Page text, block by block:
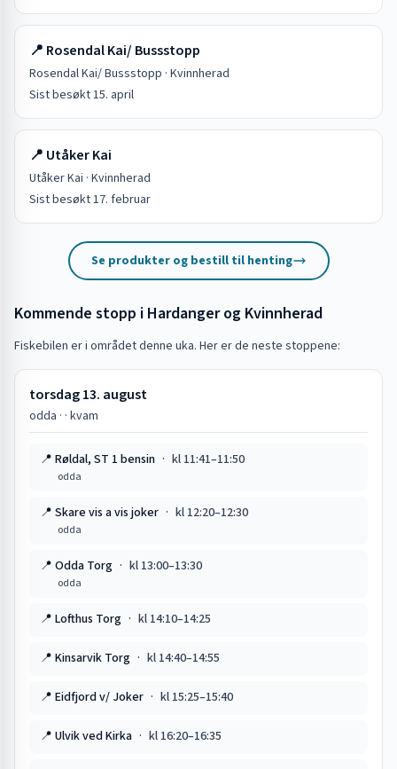
📍 Rosendal Kai/ Bussstopp
Rosendal Kai/ Bussstopp · Kvinnherad
Sist besøkt15. april
📍 Utåker Kai
Utåker Kai · Kvinnherad
Sist besøkt17. februar
Se produkter og bestill til henting
Kommende stopp i Hardanger og Kvinnherad
Fiskebilen er i området denne uka. Her er de neste stoppene:
torsdag 13. august
odda · · kvam
📍 Røldal, ST 1 bensin · kl 11:41–11:50
odda
📍 Skare vis a vis joker · kl 12:20–12:30
odda
📍 Odda Torg · kl 13:00–13:30
odda
📍 Lofthus Torg · kl 14:10–14:25
📍 Kinsarvik Torg · kl 14:40–14:55
📍 Eidfjord v/ Joker · kl 15:25–15:40
📍 Ulvik ved Kirka · kl 16:20–16:35